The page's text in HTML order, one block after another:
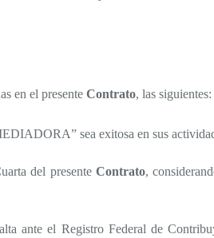
en el presente Contrato, las siguientes:
sea exitosa en sus
del presente Contrato,
ante el Registro Federal de